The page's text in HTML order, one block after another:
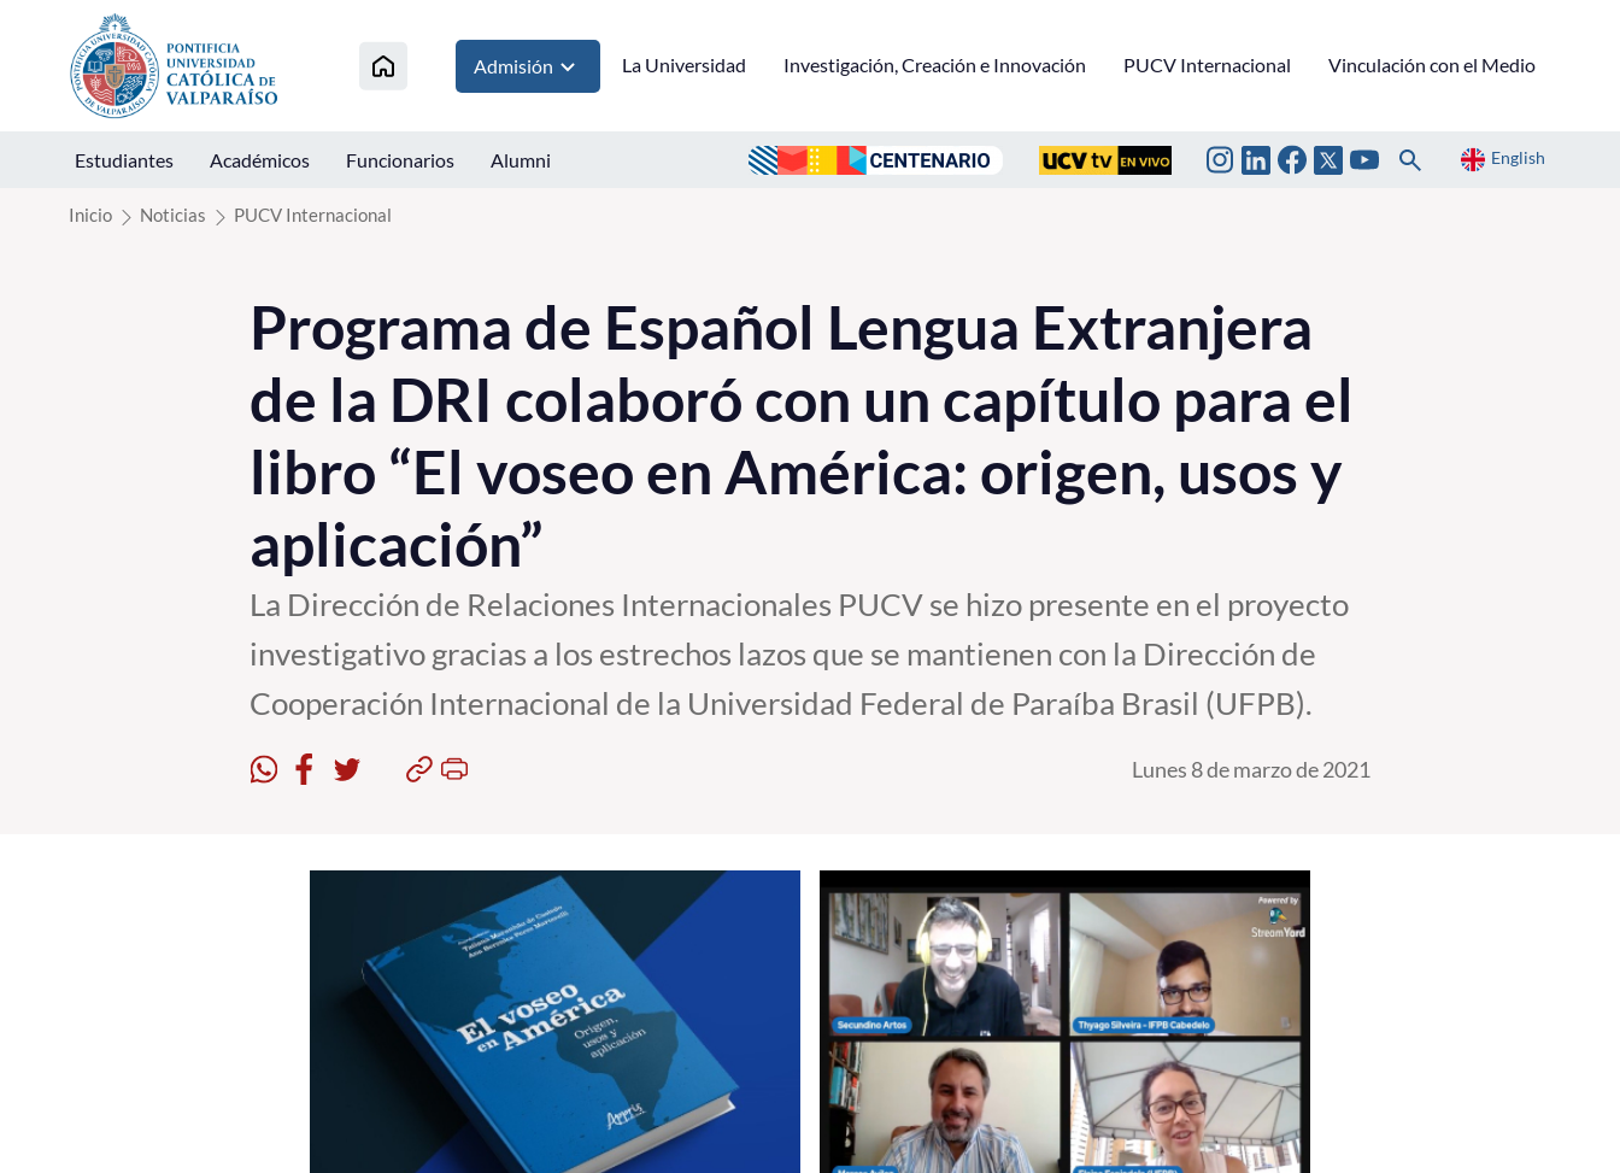
Click acá para ir directamente al contenido
Admisión La Universidad Investigación, Creación e Innovación PUCV Internacional Vinculación con el Medio
Estudiantes Académicos Funcionarios Alumni English
Inicio Noticias PUCV Internacional
Programa de Español Lengua Extranjera
de la DRI colaboró con un capítulo para el
libro “El voseo en América: origen, usos y
aplicación”
La Dirección de Relaciones Internacionales PUCV se hizo presente en el proyecto
investigativo gracias a los estrechos lazos que se mantienen con la Dirección de
Cooperación Internacional de la Universidad Federal de Paraíba Brasil (UFPB).
Lunes 8 de marzo de 2021